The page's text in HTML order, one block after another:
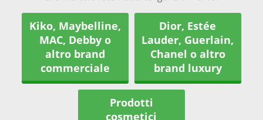
Kiko, Maybelline,
MAC, Debby o
altro brand
commerciale
Dior, Estée
Lauder, Guerlain,
Chanel o altro
brand luxury
Prodotti
cosmetici